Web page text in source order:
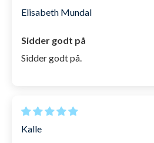
Elisabeth Mundal
Sidder godt på
Sidder godt på.
Kalle